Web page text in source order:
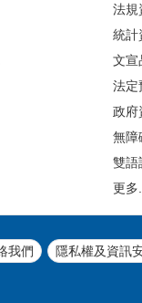
法規
統計
文宣
法定
政府
無障
雙語
更多...
我們 隱私權及資訊